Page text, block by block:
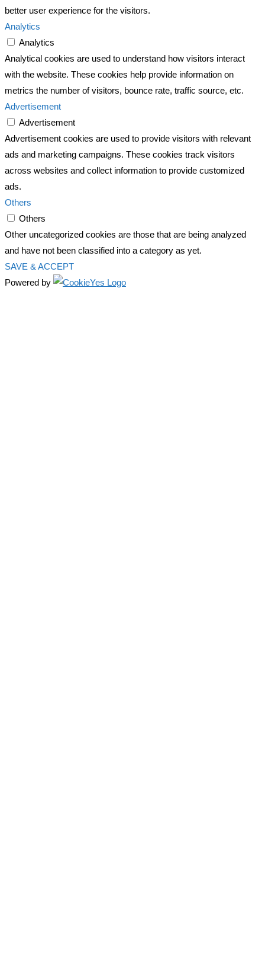
better user experience for the visitors.
Analytics
Analytics
Analytical cookies are used to understand how visitors interact
with the website. These cookies help provide information on
metrics the number of visitors, bounce rate, traffic source, etc.
Advertisement
Advertisement
Advertisement cookies are used to provide visitors with relevant
ads and marketing campaigns. These cookies track visitors
across websites and collect information to provide customized
ads.
Others
Others
Other uncategorized cookies are those that are being analyzed
and have not been classified into a category as yet.
SAVE & ACCEPT
Powered by